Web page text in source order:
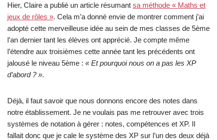
Hier, Claire a publié un article résumant sa méthode « Maths et
jeux de rôles ». Cela m’a donné envie de montrer comment j’ai
adopté cette merveilleuse idée au sein de mes classes de 5ème
l’an dernier tant les élèves ont apprécié. Je compte même
l’étendre aux troisièmes cette année tant les précédents ont
jalousé le niveau 5ème : « Et pourquoi nous on a pas les XP
d’abord ? ».
Déjà, il faut savoir que nous donnons encore des notes dans
notre établissement. Je ne voulais pas me retrouver avec trois
systèmes de notation à gérer : notes, compétences et XP. Il
fallait donc que je cale le système des XP sur l’un des deux déjà